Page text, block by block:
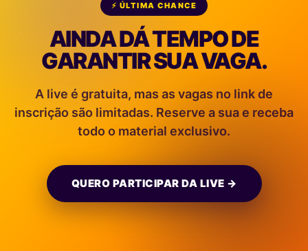
⚡ ÚLTIMA CHANCE
AINDA DÁ TEMPO DE
GARANTIR SUA VAGA.
A live é gratuita, mas as vagas no link de
inscrição são limitadas. Reserve a sua e receba
todo o material exclusivo.
QUERO PARTICIPAR DA LIVE →